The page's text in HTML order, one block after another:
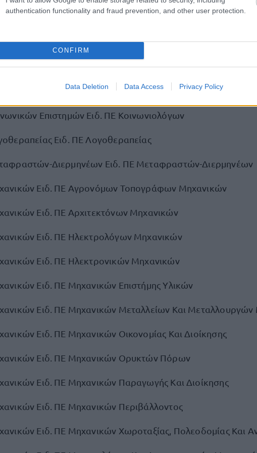
authentication functionality and fraud prevention, and other user protection.
CONFIRM
Data Deletion Data Access Privacy Policy
Δημόσιας Υγείας Ειδ. ΠΕ Εποπτών Δημόσιας Υγείας
Ειδ. ΠΕ Εφοριακών
Εργασίας Ειδ. ΠΕ Κοινωνικών Λειτουργών
Επιστημών Ειδ. ΠΕ Κοινωνικής Διοίκησης Και
Επιστημών Ειδ. ΠΕ Κοινωνιολόγων
Ειδ. ΠΕ Λογοθεραπείας
Διερμηνέων Ειδ. ΠΕ Μεταφραστών-Διερμηνέων
Ειδ. ΠΕ Αγρονόμων Τοπογράφων Μηχανικών
Ειδ. ΠΕ Αρχιτεκτόνων Μηχανικών
Ειδ. ΠΕ Ηλεκτρολόγων Μηχανικών
Ειδ. ΠΕ Ηλεκτρονικών Μηχανικών
Ειδ. ΠΕ Μηχανικών Επιστήμης Υλικών
Ειδ. ΠΕ Μηχανικών Μεταλλείων Και Μεταλλουργών
Ειδ. ΠΕ Μηχανικών Οικονομίας Και Διοίκησης
Ειδ. ΠΕ Μηχανικών Ορυκτών Πόρων
Ειδ. ΠΕ Μηχανικών Παραγωγής Και Διοίκησης
Ειδ. ΠΕ Μηχανικών Περιβάλλοντος
Ειδ. ΠΕ Μηχανικών Χωροταξίας, Πολεοδομίας Και